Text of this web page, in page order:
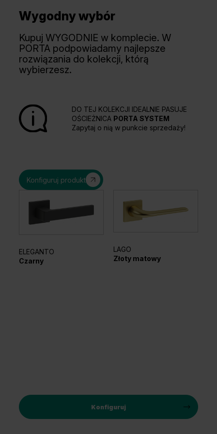
Wygodny wybór
Kupuj WYGODNIE w komplecie. W
PORTA podpowiadamy najlepsze
rozwiązania do kolekcji, którą
wybierzesz.
DO TEJ KOLEKCJI IDEALNIE PASUJE
OŚCIEŻNICA PORTA SYSTEM
Zapytaj o nią w punkcie sprzedaży!
Konfiguruj produkt
ELEGANTO
Czarny
LAGO
Złoty matowy
Konfiguruj